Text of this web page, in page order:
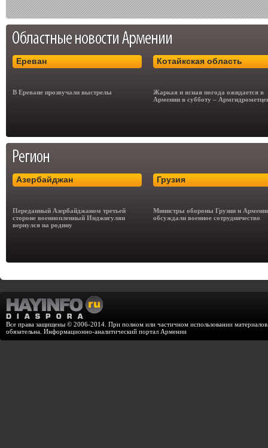
Ереван
В Ереване прозвучали выстрелы
Котайкская область
Жаркая и ясная погода ожидается в
Армении в субботу –
Азербайджан
Переданный Азербайджаном третьей
стороне военнопленный Инджигулян
вернулся на родину
Грузия
Министры обороны Грузии и
обсуждали военное сотрудничество
Все права защищены © 2006-2014. При полном или частичном использовании
обязательна. Информационно-аналитический портал Армении